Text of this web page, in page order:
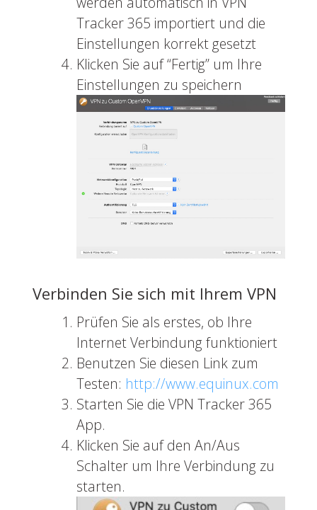
Tracker 365 importiert und die
Einstellungen korrekt gesetzt
Klicken Sie auf “Fertig” um Ihre
Einstellungen zu speichern
Verbinden Sie sich mit Ihrem VPN
Prüfen Sie als erstes, ob Ihre
Internet Verbindung funktioniert
Benutzen Sie diesen Link zum
Testen: http://www.equinux.com
Starten Sie die VPN Tracker 365
App.
Klicken Sie auf den An/Aus
Schalter um Ihre Verbindung zu
starten.